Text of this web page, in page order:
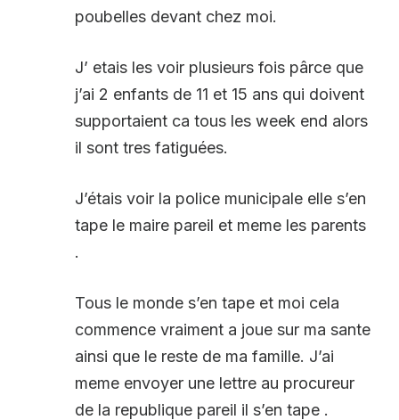
poubelles devant chez moi.
J’ etais les voir plusieurs fois pârce que
j’ai 2 enfants de 11 et 15 ans qui doivent
supportaient ca tous les week end alors
il sont tres fatiguées.
J’étais voir la police municipale elle s’en
tape le maire pareil et meme les parents
.
Tous le monde s’en tape et moi cela
commence vraiment a joue sur ma sante
ainsi que le reste de ma famille. J’ai
meme envoyer une lettre au procureur
de la republique pareil il s’en tape .